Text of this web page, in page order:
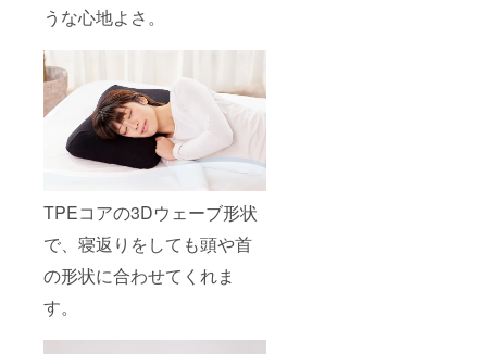
うな心地よさ。
TPEコアの3Dウェーブ形状
で、寝返りをしても頭や首
の形状に合わせてくれま
す。